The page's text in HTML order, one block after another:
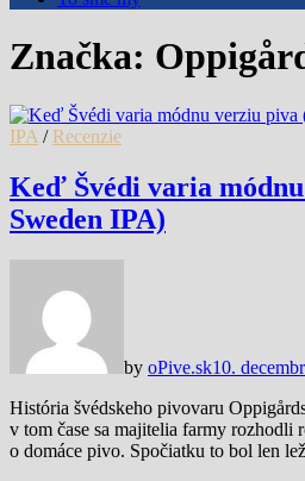
Značka:
IPA / Recenzie
Keď Švédi varia
Sweden IPA)
by oPive.sk10.
História švédskeho pivovaru
v tom čase sa majitelia farmy rozhodli
o domáce pivo. Spočiatku to bol len